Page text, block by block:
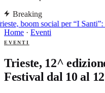
Breaking
boom social per “I
Home · Eventi
EVENTI
Trieste, 12^
Festival dal 10 al